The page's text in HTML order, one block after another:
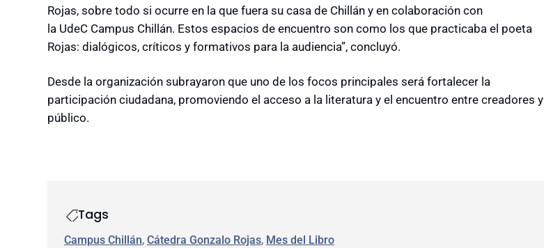
Rojas, sobre todo si ocurre en la que fuera su casa de Chillán y en colaboración con
la UdeC Campus Chillán. Estos espacios de encuentro son como los que practicaba el poeta
Rojas: dialógicos, críticos y formativos para la audiencia”, concluyó.
Desde la organización subrayaron que uno de los focos principales será fortalecer la
participación ciudadana, promoviendo el acceso a la literatura y el encuentro entre creadores y
público.
Tags
Campus Chillán, Cátedra Gonzalo Rojas, Mes del Libro